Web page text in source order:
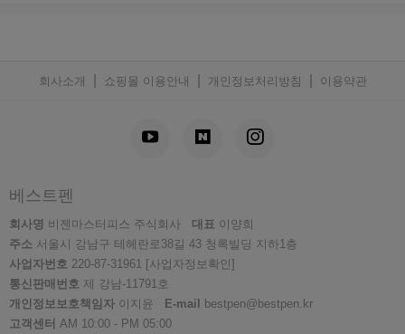
회사소개 쇼핑몰 이용안내 개인정보처리방침 이용약관
베스트펜
회사명 비젠마스터피스 주식회사 대표 이양희
주소 서울시 강남구 테헤란로38길 43 청록빌딩 지하1층
사업자번호 220-87-31961
[사업자정보확인]
통신판매번호 제 강남-11791호
개인정보보호책임자 이지윤 E-mail
bestpen@bestpen.kr
고객센터 AM 10:00 - PM 05:00